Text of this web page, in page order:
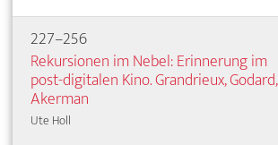
227–256
Rekursionen im Nebel: Erinnerung im
post-digitalen Kino. Grandrieux, Godard,
Akerman
Ute Holl